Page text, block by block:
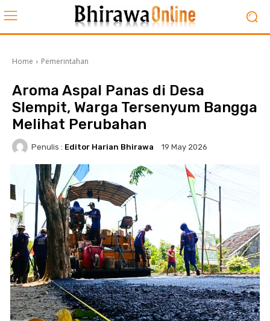
Home Pemerintahan
Aroma Aspal Panas di Desa
Slempit, Warga Tersenyum Bangga
Melihat Perubahan
Penulis : Editor Harian Bhirawa 19 May 2026